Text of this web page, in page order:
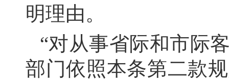
明理由。
“对从事省际和市际
部门依照本条第二款